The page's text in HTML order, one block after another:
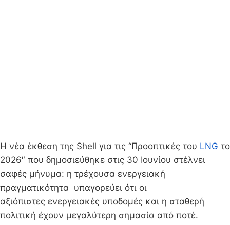
Η νέα έκθεση της Shell για τις “Προοπτικές του LNG το
2026″ που δημοσιεύθηκε στις 30 Ιουνίου στέλνει
σαφές μήνυμα: η τρέχουσα ενεργειακή
πραγματικότητα υπαγορεύει ότι οι
αξιόπιστες ενεργειακές υποδομές και η σταθερή
πολιτική έχουν μεγαλύτερη σημασία από ποτέ.